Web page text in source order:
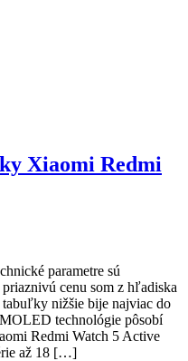
Xiaomi Redmi
parametre sú
cenu som z hľadiska
nižšie bije najviac do
technológie pôsobí
Redmi Watch 5 Active
až 18 […]